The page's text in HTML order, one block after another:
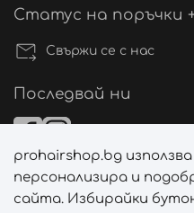
Статус на поръчки
Свържи се с нас
Последвай ни
Начини на плащане
prohairshop.bg
персонализира и
сайта. Избирайки